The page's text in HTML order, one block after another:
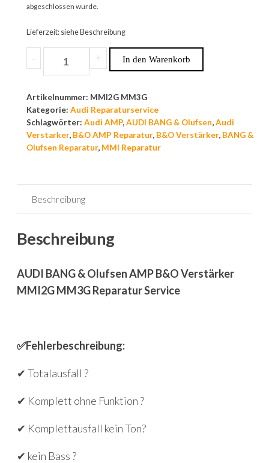
abgeschlossen wurde.
Lieferzeit: siehe Beschreibung
- + In den Warenkorb
Artikelnummer: MMI2G MM3G
Kategorie: Audi Reparaturservice
Schlagwörter: Audi AMP,AUDI BANG & Olufsen,Audi
Verstarker, B&O AMP Reparatur, B&O Verstärker, BANG &
Olufsen Reparatur, MMI Reparatur
Beschreibung
Beschreibung
AUDI BANG & Olufsen AMP B&O Verstärker
MMI2G MM3G Reparatur Service
✅Fehlerbeschreibung:
✔ Totalausfall ?
✔ Komplett ohne Funktion ?
✔ Komplettausfall kein Ton?
✔ kein Bass ?